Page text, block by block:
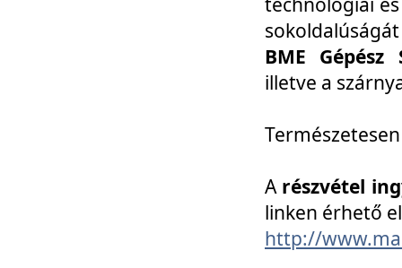
BME
illetve a
A részvétel
linken érhető
http://